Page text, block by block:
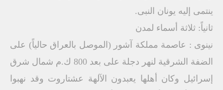
ينتمى إليه يونان النبى.
ثانياً: ثلاثة أسماء لمدن
نينوى : عاصمة مملكة آشور (الموصل بالعراق حالياً) على
الضفة الشرقية لنهر دجلة على بعد 800 ك.م شمال شرق
إسرائيل وكان أهلها يعبدون الآلهة عشتاروت وقد نهبوا